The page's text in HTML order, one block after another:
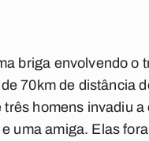
briga envolvendo o
70km de distância
homens invadiu
uma amiga. Elas